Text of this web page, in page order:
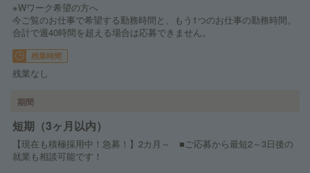
※Wワーク希望の方へ
今ご覧のお仕事で希望する勤務時間と、もう1つのお仕事の勤務時間。
合計で週40時間を超える場合は応募できません。
残業時間
残業なし
期間
短期（3ヶ月以内）
【現在も積極採用中！急募！】2カ月～ ■ご応募から最短2～3日後の
就業も相談可能です！